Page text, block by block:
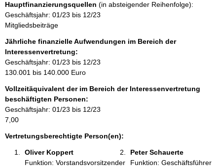
t
i
n
f
o
r
m
t
i
o
n
e
Hauptfinanzierungsquellen (in absteigender Reihenfolge):
Geschäftsjahr: 01/23 bis 12/23
Mitgliedsbeiträge
Jährliche finanzielle Aufwendungen im Bereich der
Interessenvertretung:
Geschäftsjahr: 01/23 bis 12/23
130.001 bis 140.000 Euro
Vollzeitäquivalent der im Bereich der Interessenvertretung
beschäftigten Personen:
Geschäftsjahr: 01/23 bis 12/23
7,00
Vertretungsberechtigte Person(en):
Oliver Koppert
Funktion: Vorstandsvorsitzender
Peter Schauerte
Funktion: Geschäftsführer